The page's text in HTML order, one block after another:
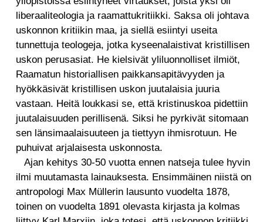
liberaaliteologia ja raamattukritiikki. Saksa oli johtava
uskonnon kritiikin maa, ja siellä esiintyi useita
tunnettuja teologeja, jotka kyseenalaistivat kristillisen
uskon perusasiat. He kielsivät yliluonnolliset ilmiöt,
Raamatun historiallisen paikkansapitävyyden ja
hyökkäsivät kristillisen uskon juutalaisia juuria
vastaan. Heitä loukkasi se, että kristinuskoa pidettiin
juutalaisuuden perillisenä. Siksi he pyrkivät sitomaan
sen länsimaalaisuuteen ja tiettyyn ihmisrotuun. He
puhuivat arjalaisesta uskonnosta.
Ajan kehitys 30-50 vuotta ennen natseja tulee hyvin
ilmi muutamasta lainauksesta. Ensimmäinen niistä on
antropologi Max Müllerin lausunto vuodelta 1878,
toinen on vuodelta 1891 olevasta kirjasta ja kolmas